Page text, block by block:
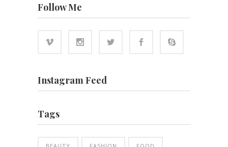
Follow Me
Instagram Feed
Tags